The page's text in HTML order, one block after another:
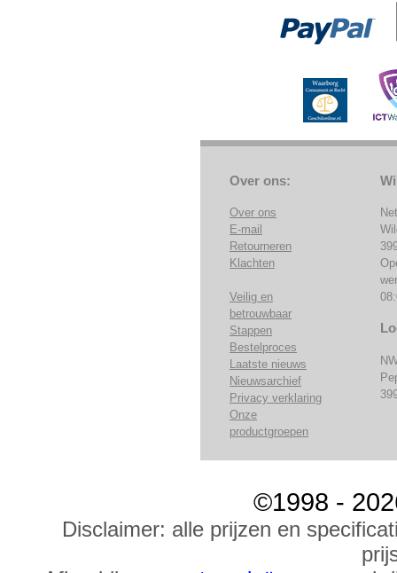
Over ons:
Over ons
E-mail
Retourneren
Klachten
Veilig en
betrouwbaar
Stappen
Bestelproces
Laatste nieuws
Nieuwsarchief
Privacy verklaring
Onze
productgroepen
©1998 -
Disclaimer: alle prijzen en